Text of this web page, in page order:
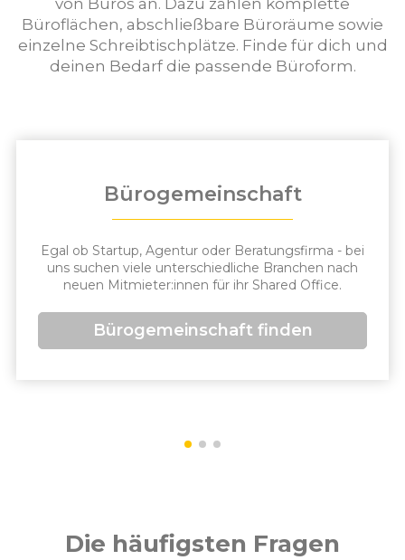
von Büros an. Dazu zählen komplette
Büroflächen, abschließbare Büroräume sowie
einzelne Schreibtischplätze. Finde für dich und
deinen Bedarf die passende Büroform.
Bürogemeinschaft
Egal ob Startup, Agentur oder Beratungsfirma - bei
uns suchen viele unterschiedliche Branchen nach
neuen Mitmieter:innen für ihr Shared Office.
Bürogemeinschaft finden
Die häufigsten Fragen